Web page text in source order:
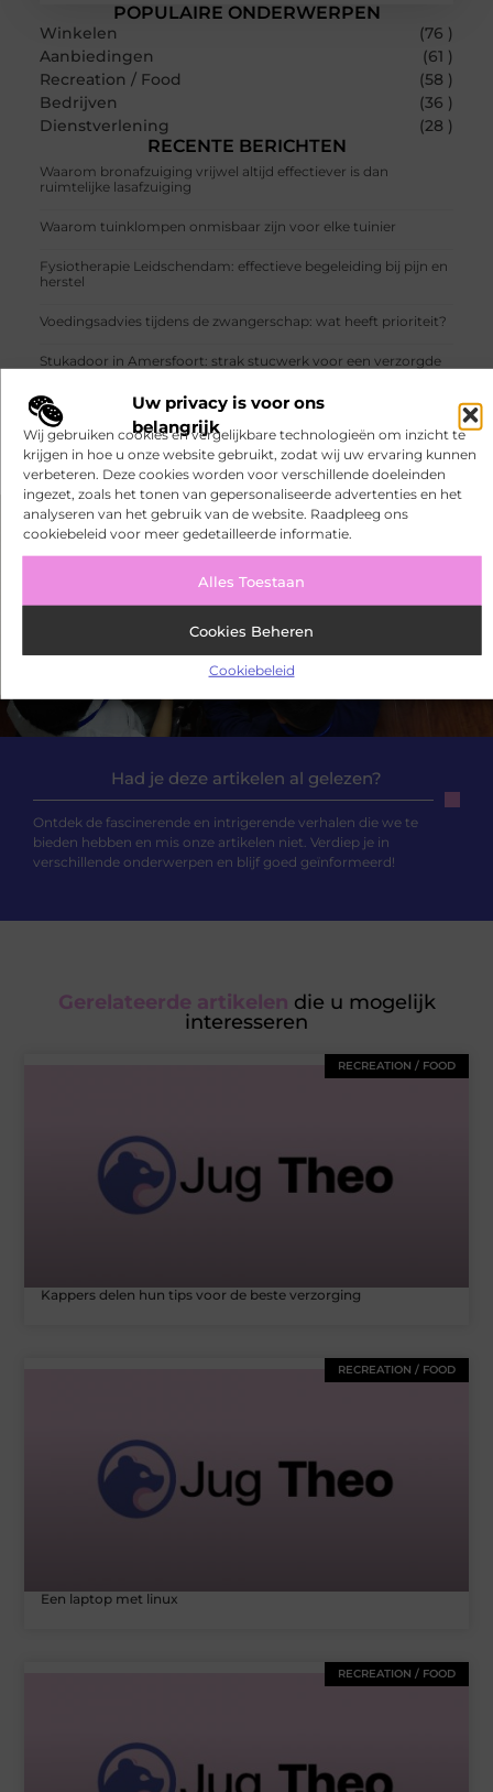
Uw privacy is voor ons
belangrijk
Wij gebruiken cookies en vergelijkbare technologieën om inzicht te
krijgen in hoe u onze website gebruikt, zodat wij uw ervaring kunnen
verbeteren. Deze cookies worden voor verschillende doeleinden
ingezet, zoals het tonen van gepersonaliseerde advertenties en het
analyseren van het gebruik van de website. Raadpleeg ons
cookiebeleid voor meer gedetailleerde informatie.
Alles Toestaan
Cookies Beheren
Cookiebeleid
POPULAIRE ONDERWERPEN
Winkelen
(76 )
Aanbiedingen
(61 )
Recreation / Food
(58 )
Bedrijven
(36 )
Dienstverlening
(28 )
RECENTE BERICHTEN
Waarom bronafzuiging vrijwel altijd effectiever is dan
ruimtelijke lasafzuiging
Waarom tuinklompen onmisbaar zijn voor elke tuinier
Fysiotherapie Leidschendam: effectieve begeleiding bij pijn en
herstel
Voedingsadvies tijdens de zwangerschap: wat heeft prioriteit?
Stukadoor in Amersfoort: strak stucwerk voor een verzorgde
Glamping aan zee voor echte rustzoekers
Had je deze artikelen al gelezen?
Ontdek de fascinerende en intrigerende verhalen die we te
bieden hebben en mis onze artikelen niet. Verdiep je in
verschillende onderwerpen en blijf goed geïnformeerd!
Geef een ontbijtje cadeau
Gerelateerde artikelen die u mogelijk
interesseren
RECREATION / FOOD
Kappers delen hun tips voor de beste verzorging
RECREATION / FOOD
Een laptop met linux
RECREATION / FOOD